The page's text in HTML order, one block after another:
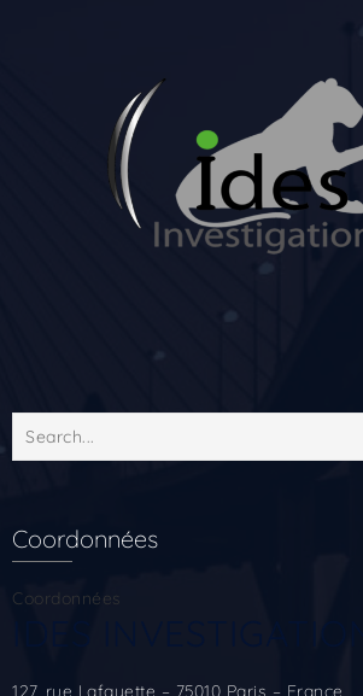
Coordonnées
Coordonnées